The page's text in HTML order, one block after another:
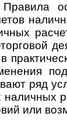
ряд
налич­ных
или